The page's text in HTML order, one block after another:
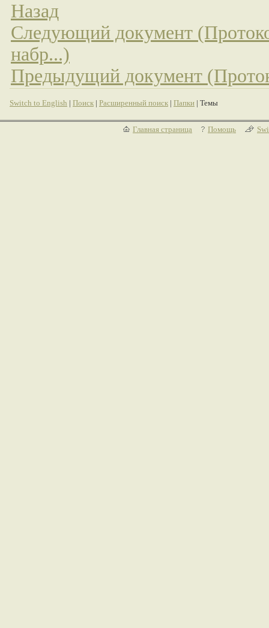
Назад
Следующий документ
набр...)
Предыдущий документ
Switch to English | Поиск | Расширенный поиск | Папки | Темы
Главная страница Помощь